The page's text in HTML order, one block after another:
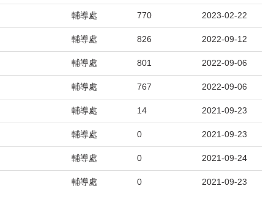
顧的用路行為;不作事故的製造者，也不成為無辜
輔導處 770 2023-02-22
輔導處 826 2022-09-12
輔導處 801 2022-09-06
輔導處 767 2022-09-06
輔導處 14 2021-09-23
輔導處 0 2021-09-23
輔導處 0 2021-09-24
輔導處 0 2021-09-23